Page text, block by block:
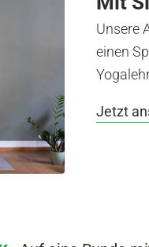
Unsere
einen
Jetzt